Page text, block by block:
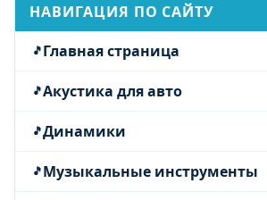
НАВИГАЦИЯ ПО САЙТУ
Главная страница
Акустика для авто
Динамики
Музыкальные инструменты